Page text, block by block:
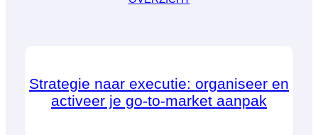
Strategie naar executie: organiseer en
activeer je go-to-market aanpak